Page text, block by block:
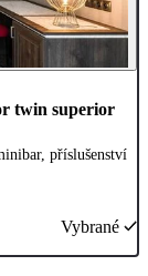
twin superior
příslušenství
Vybrané